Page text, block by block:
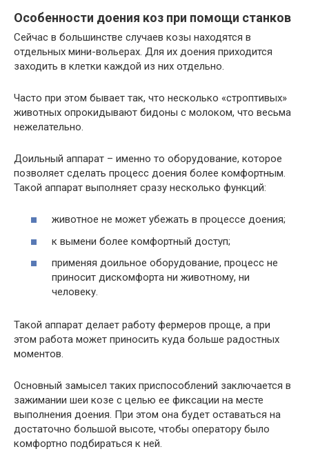
Особенности доения коз при помощи станков
Сейчас в большинстве случаев козы находятся в
отдельных мини-вольерах. Для их доения приходится
заходить в клетки каждой из них отдельно.
Часто при этом бывает так, что несколько «строптивых»
животных опрокидывают бидоны с молоком, что весьма
нежелательно.
Доильный аппарат – именно то оборудование, которое
позволяет сделать процесс доения более комфортным.
Такой аппарат выполняет сразу несколько функций:
животное не может убежать в процессе доения;
к вымени более комфортный доступ;
применяя доильное оборудование, процесс не
приносит дискомфорта ни животному, ни
человеку.
Такой аппарат делает работу фермеров проще, а при
этом работа может приносить куда больше радостных
моментов.
Основный замысел таких приспособлений заключается в
зажимании шеи козе с целью ее фиксации на месте
выполнения доения. При этом она будет оставаться на
достаточно большой высоте, чтобы оператору было
комфортно подбираться к ней.